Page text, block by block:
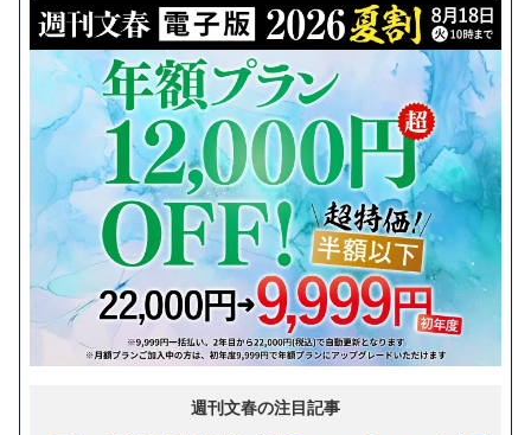
週刊文春の注目記事